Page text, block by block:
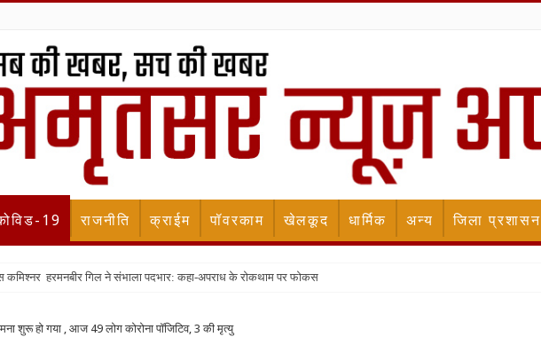
19 राजनीति क्राईम पॉवरकाम खेलकूद धार्मिक अन्य जिला प्रशासन
हरमनबीर गिल ने संभाला पदभार: कहा-अपराध के रोकथाम पर फोकस
शुरू हो गया , आज 49 लोग कोरोना पॉजिटिव, 3 की मृत्यु